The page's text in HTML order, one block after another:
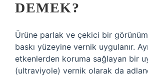
DEMEK?
Ürüne parlak ve çekici bir
baskı yüzeyine vernik uygulanır.
etkenlerden koruma sağlayan bir
(ultraviyole) vernik olarak da